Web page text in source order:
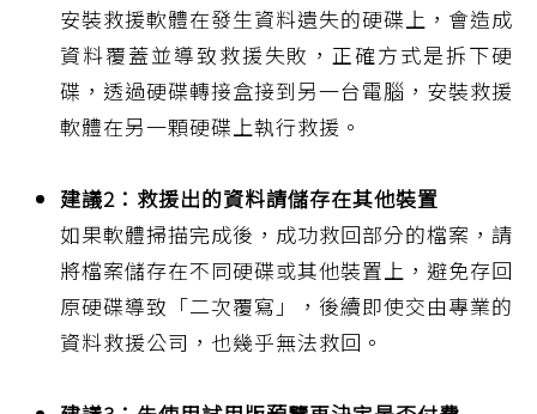
安裝救援軟體在發生資料遺失的硬碟上，會造成
資料覆蓋並導致救援失敗，正確方式是拆下硬
碟，透過硬碟轉接盒接到另一台電腦，安裝救援
軟體在另一顆硬碟上執行救援。
建議2：救援出的資料請儲存在其他裝置
如果軟體掃描完成後，成功救回部分的檔案，請
將檔案儲存在不同硬碟或其他裝置上，避免存回
原硬碟導致「二次覆寫」，後續即使交由專業的
資料救援公司，也幾乎無法救回。